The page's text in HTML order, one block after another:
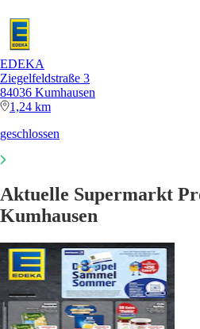
EDEKA
Ziegelfeldstraße 3
84036 Kumhausen
1,24 km
geschlossen
Aktuelle Supermarkt
Kumhausen